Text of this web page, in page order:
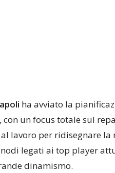
ha avviato la
con un focus totale sul
al lavoro per ridisegnare
legati ai top player
dinamismo.